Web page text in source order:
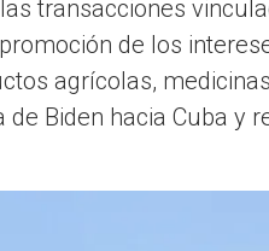
transacciones
de los
agrícolas,
Biden hacia Cuba y